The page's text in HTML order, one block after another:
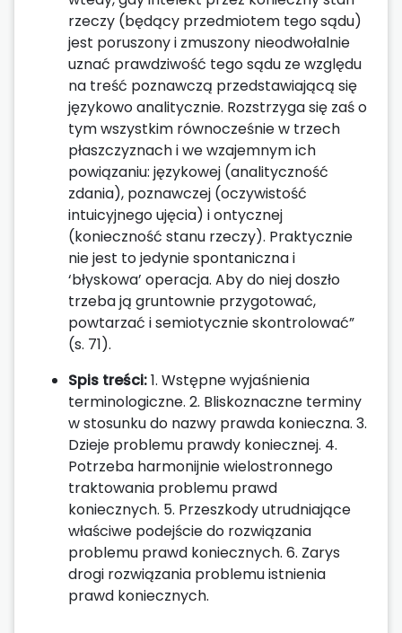
rzeczy (będący przedmiotem tego sądu)
jest poruszony i zmuszony nieodwołalnie
uznać prawdziwość tego sądu ze względu
na treść poznawczą przedstawiającą się
językowo analitycznie. Rozstrzyga się zaś o
tym wszystkim równocześnie w trzech
płaszczyznach i we wzajemnym ich
powiązaniu: językowej (analityczność
zdania), poznawczej (oczywistość
intuicyjnego ujęcia) i ontycznej
(konieczność stanu rzeczy). Praktycznie
nie jest to jedynie spontaniczna i
‘błyskowa’ operacja. Aby do niej doszło
trzeba ją gruntownie przygotować,
powtarzać i semiotycznie skontrolować”
(s. 71).
Spis treści:1. Wstępne wyjaśnienia
terminologiczne. 2. Bliskoznaczne terminy
w stosunku do nazwy prawda konieczna. 3.
Dzieje problemu prawdy koniecznej. 4.
Potrzeba harmonijnie wielostronnego
traktowania problemu prawd
koniecznych. 5. Przeszkody utrudniające
właściwe podejście do rozwiązania
problemu prawd koniecznych. 6. Zarys
drogi rozwiązania problemu istnienia
prawd koniecznych.